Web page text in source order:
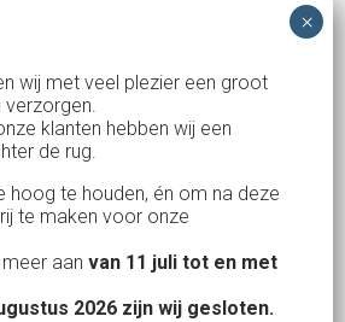
wij met veel plezier een groot
klanten hebben wij een
de rug.
hoog te houden, én om na deze
te maken voor onze
aan van 11 juli tot en met
2026 zijn wij gesloten.